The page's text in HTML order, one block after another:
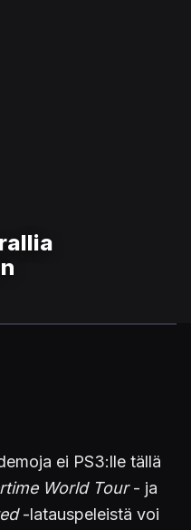
ei PS3:lle tällä
World Tour- ja
-latauspeleistä voi